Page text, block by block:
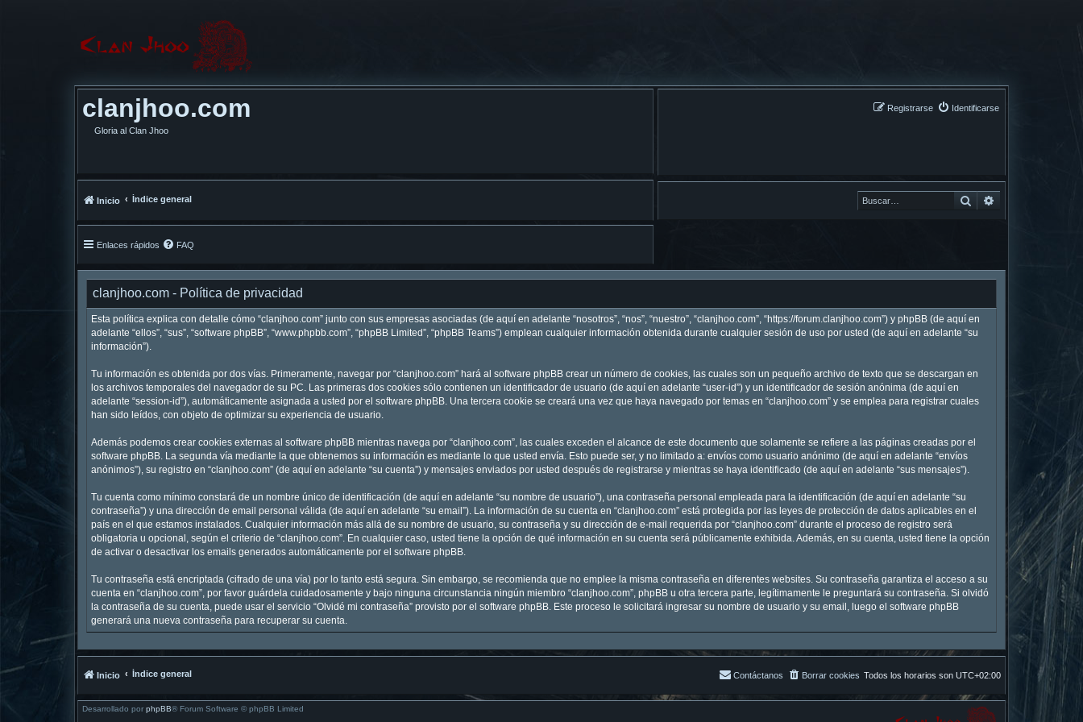
clanjhoo.com
Gloria al Clan Jhoo
Identificarse
Registrarse
Buscar
Inicio Índice general
Enlaces rápidos FAQ
clanjhoo.com - Política de privacidad
Esta política explica con detalle cómo “clanjhoo.com” junto con sus empresas asociadas (de aquí en adelante “nosotros”, “nos”, “nuestro”, “clanjhoo.com”, “https://forum.clanjhoo.com”) y phpBB (de aquí en
adelante “ellos”, “sus”, “software phpBB”, “www.phpbb.com”, “phpBB Limited”, “phpBB Teams”) emplean cualquier información obtenida durante cualquier sesión de uso por usted (de aquí en adelante “su
información”).
Tu información es obtenida por dos vías. Primeramente, navegar por “clanjhoo.com” hará al software phpBB crear un número de cookies, las cuales son un pequeño archivo de texto que se descargan en
los archivos temporales del navegador de su PC. Las primeras dos cookies sólo contienen un identificador de usuario (de aquí en adelante “user-id”) y un identificador de sesión anónima (de aquí en
adelante “session-id”), automáticamente asignada a usted por el software phpBB. Una tercera cookie se creará una vez que haya navegado por temas en “clanjhoo.com” y se emplea para registrar cuales
han sido leídos, con objeto de optimizar su experiencia de usuario.
Además podemos crear cookies externas al software phpBB mientras navega por “clanjhoo.com”, las cuales exceden el alcance de este documento que solamente se refiere a las páginas creadas por el
software phpBB. La segunda vía mediante la que obtenemos su información es mediante lo que usted envía. Esto puede ser, y no limitado a: envíos como usuario anónimo (de aquí en adelante “envíos
anónimos”), su registro en “clanjhoo.com” (de aquí en adelante “su cuenta”) y mensajes enviados por usted después de registrarse y mientras se haya identificado (de aquí en adelante “sus mensajes”).
Tu cuenta como mínimo constará de un nombre único de identificación (de aquí en adelante “su nombre de usuario”), una contraseña personal empleada para la identificación (de aquí en adelante “su
contraseña”) y una dirección de email personal válida (de aquí en adelante “su email”). La información de su cuenta en “clanjhoo.com” está protegida por las leyes de protección de datos aplicables en el
país en el que estamos instalados. Cualquier información más allá de su nombre de usuario, su contraseña y su dirección de e-mail requerida por “clanjhoo.com” durante el proceso de registro será
obligatoria u opcional, según el criterio de “clanjhoo.com”. En cualquier caso, usted tiene la opción de qué información en su cuenta será públicamente exhibida. Además, en su cuenta, usted tiene la opción
de activar o desactivar los emails generados automáticamente por el software phpBB.
Tu contraseña está encriptada (cifrado de una vía) por lo tanto está segura. Sin embargo, se recomienda que no emplee la misma contraseña en diferentes websites. Su contraseña garantiza el acceso a su
cuenta en “clanjhoo.com”, por favor guárdela cuidadosamente y bajo ninguna circunstancia ningún miembro “clanjhoo.com”, phpBB u otra tercera parte, legítimamente le preguntará su contraseña. Si olvidó
la contraseña de su cuenta, puede usar el servicio “Olvidé mi contraseña” provisto por el software phpBB. Este proceso le solicitará ingresar su nombre de usuario y su email, luego el software phpBB
generará una nueva contraseña para recuperar su cuenta.
Inicio Índice general Todos los horarios son UTC+02:00
Borrar cookies
Contáctanos
Desarrollado por phpBB® Forum Software © phpBB Limited